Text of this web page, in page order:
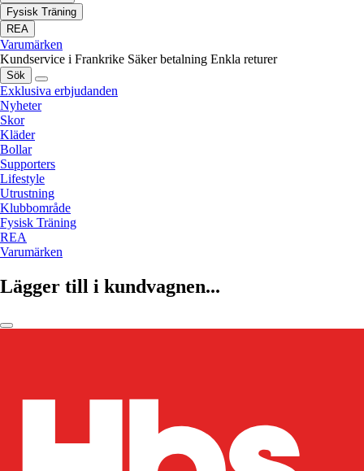
Fysisk Träning
REA
Varumärken
Kundservice i Frankrike Säker betalning Enkla returer
Sök
Exklusiva erbjudanden
Nyheter
Skor
Kläder
Bollar
Supporters
Lifestyle
Utrustning
Klubbområde
Fysisk Träning
REA
Varumärken
Lägger till i kundvagnen...